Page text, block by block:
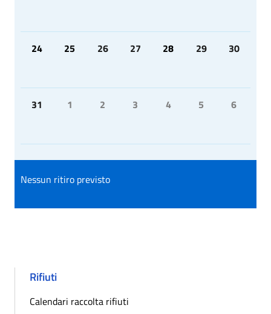
24 25 26 27 28 29 30
31 1 2 3 4 5 6
Nessun ritiro previsto
Rifiuti
Calendari raccolta rifiuti